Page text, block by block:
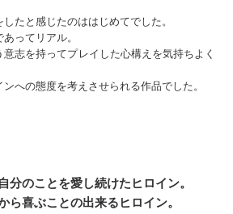
たと感じたのははじめてでした。
ってリアル。
志を持ってプレイした心構えを気持ちよく
への態度を考えさせられる作品でした。
分のことを愛し続けたヒロイン。
ら喜ぶことの出来るヒロイン。